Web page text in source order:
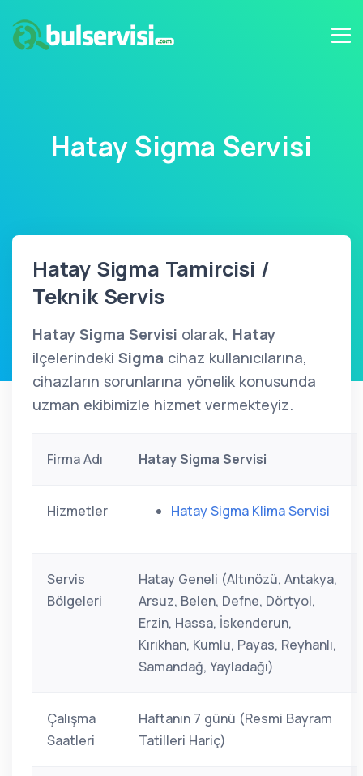
Hatay Sigma Servisi
Hatay Sigma Tamircisi /
Teknik Servis
Hatay Sigma Servisi olarak, Hatay
ilçelerindeki Sigma cihaz kullanıcılarına,
cihazların sorunlarına yönelik konusunda
uzman ekibimizle hizmet vermekteyiz.
Firma Adı Hatay Sigma Servisi
Hizmetler Hatay Sigma Klima Servisi
Servis
Bölgeleri
Hatay Geneli (Altınözü, Antakya,
Arsuz, Belen, Defne, Dörtyol,
Erzin, Hassa, İskenderun,
Kırıkhan, Kumlu, Payas, Reyhanlı,
Samandağ, Yayladağı)
Çalışma
Saatleri
Haftanın 7 günü (Resmi Bayram
Tatilleri Hariç)